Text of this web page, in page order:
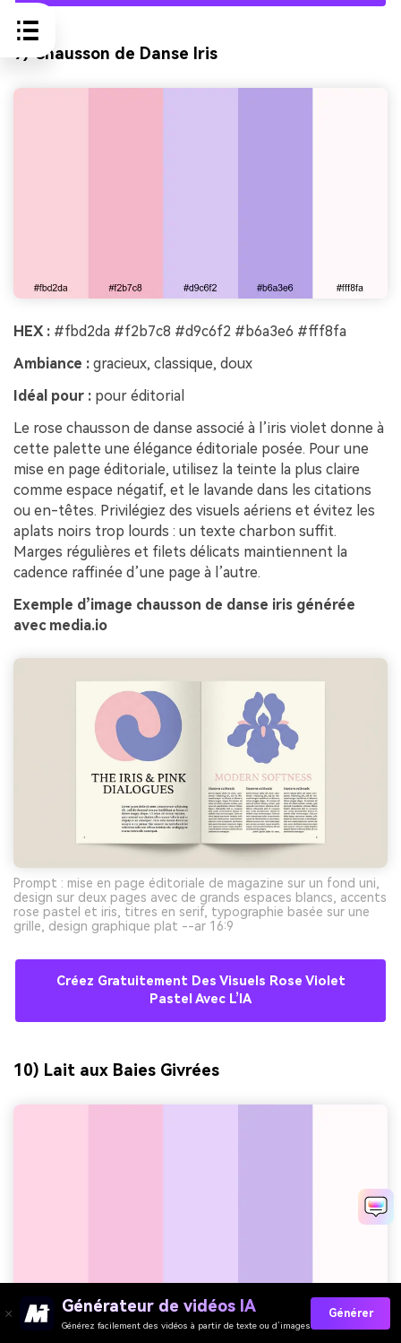
9) Chausson de Danse Iris
HEX : #fbd2da #f2b7c8 #d9c6f2 #b6a3e6 #fff8fa
Ambiance : gracieux, classique, doux
Idéal pour : pour éditorial
Le rose chausson de danse associé à l’iris violet donne à
cette palette une élégance éditoriale posée. Pour une
mise en page éditoriale, utilisez la teinte la plus claire
comme espace négatif, et le lavande dans les citations
ou en-têtes. Privilégiez des visuels aériens et évitez les
aplats noirs trop lourds : un texte charbon suffit.
Marges régulières et filets délicats maintiennent la
cadence raffinée d’une page à l’autre.
Exemple d’image chausson de danse iris générée
avec media.io
Prompt : mise en page éditoriale de magazine sur un fond uni,
design sur deux pages avec de grands espaces blancs, accents
rose pastel et iris, titres en serif, typographie basée sur une
grille, design graphique plat --ar 16:9
Créez Gratuitement Des Visuels Rose Violet
Pastel Avec L’IA
10) Lait aux Baies Givrées
Générateur de vidéos IA
Générez facilement des vidéos à partir de texte ou d’images
Générer